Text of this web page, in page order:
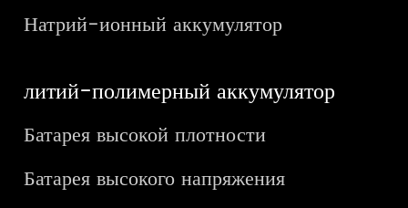
Натрий-ионный аккумулятор
литий-полимерный аккумулятор
Батарея высокой плотности
Батарея высокого напряжения